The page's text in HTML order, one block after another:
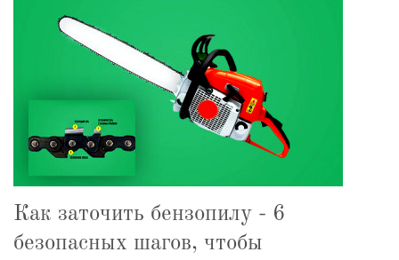
Как заточить бензопилу - 6
безопасных шагов, чтобы